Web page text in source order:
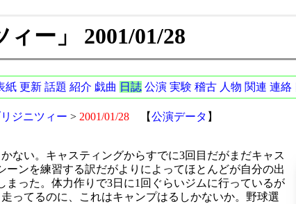
ー」 2001/01/28
紙 更新 話題 紹介 戯曲 日誌 公演 実験 稽古 人物 関連 連絡
ジニツィー > 2001/01/28【公演データ 】
ない。キャスティングからすでに3回目だがまだキャス
ーンを練習する訳だがよりによってほとんどが自分の出
まった。体力作りで3日に1回ぐらいジムに行っているが
ってるのに、これはキャンプはるしかないか。野球選